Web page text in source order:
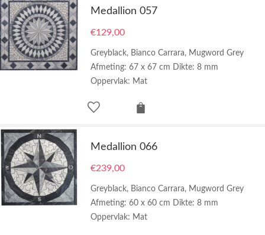
Medallion 057
€129,00
Greyblack, Bianco Carrara, Mugword Grey
Afmeting: 67 x 67 cm Dikte: 8 mm
Oppervlak: Mat
Medallion 066
€239,00
Greyblack, Bianco Carrara, Mugword Grey
Afmeting: 60 x 60 cm Dikte: 8 mm
Oppervlak: Mat